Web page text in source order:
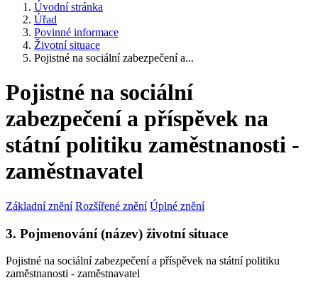
Úvodní stránka
Úřad
Povinné informace
Životní situace
Pojistné na sociální zabezpečení a...
Pojistné na sociální
zabezpečení a příspěvek na
státní politiku zaměstnanosti -
zaměstnavatel
Základní znění Rozšířené znění Úplné znění
3. Pojmenování (název) životní situace
Pojistné na sociální zabezpečení a příspěvek na státní politiku
zaměstnanosti - zaměstnavatel